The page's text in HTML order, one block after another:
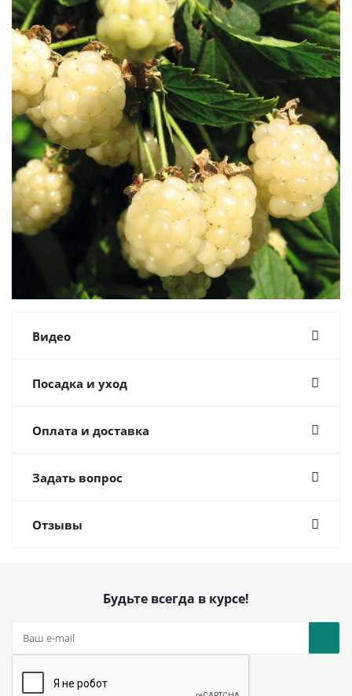
Видео
Посадка и уход
Оплата и доставка
Задать вопрос
Отзывы
Будьте всегда в курсе!